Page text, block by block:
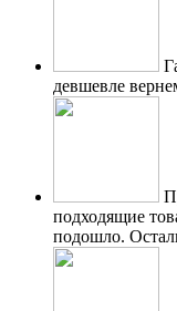
девшевле
подходящие
подошло.